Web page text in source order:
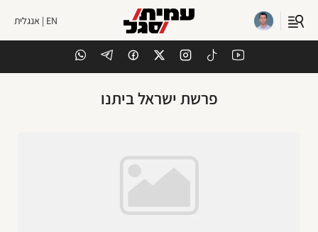
EN | אנגלית
פרשת ישראל ביתנו